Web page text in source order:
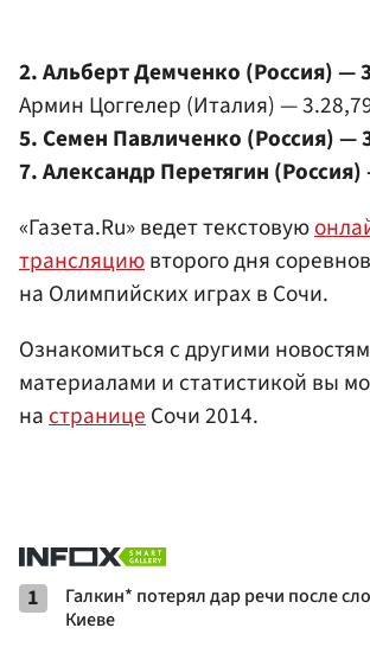
2. Альберт Демченко (Россия) —
Армин Цоггелер (Италия) —
5. Семен Павличенко (Россия) —
7.Александр Перетягин
«Газета.Ru» ведет текстовую
трансляциювторого дня
на Олимпийских играх в Сочи.
Ознакомиться с другими
материалами и статистикой вы
настраницеСочи 2014.
1
Галкин* потерял дар речи после
Киеве